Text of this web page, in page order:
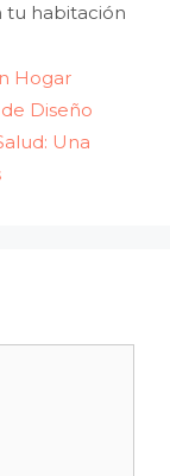
tu habitación
Hogar
Diseño
Una